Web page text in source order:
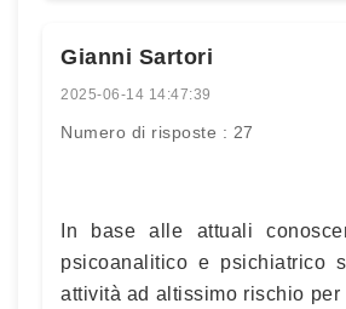
Gianni Sartori
2025-06-14 14:47:39
Numero di risposte : 27
In base alle attuali
psicoanalitico e psichiatrico
attività ad altissimo rischio per